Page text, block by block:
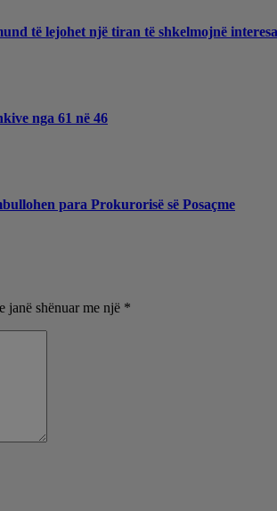
të lejohet një tiran të shkelmojnë
nga 61 në 46
para Prokurorisë së Posaçme
janë shënuar me një *